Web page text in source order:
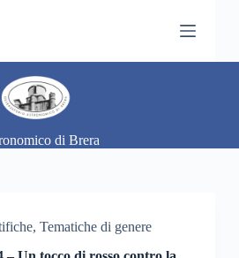
di Brera
, Tematiche di genere